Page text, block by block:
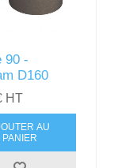
90 -
D160
HT
AU
PANIER